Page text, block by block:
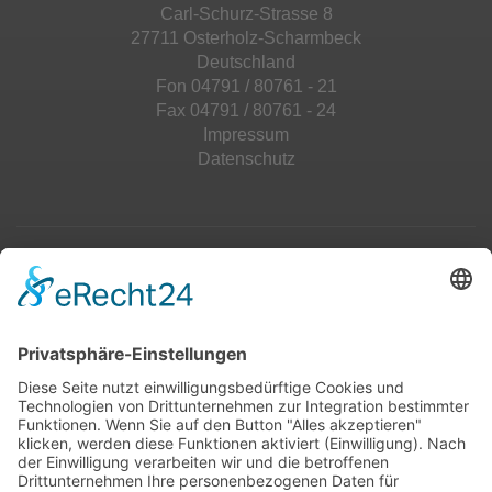
Carl-Schurz-Strasse 8
27711 Osterholz-Scharmbeck
Deutschland
Fon 04791 / 80761 - 21
Fax 04791 / 80761 - 24
Impressum
Datenschutz
Jahrescharts
Top 100